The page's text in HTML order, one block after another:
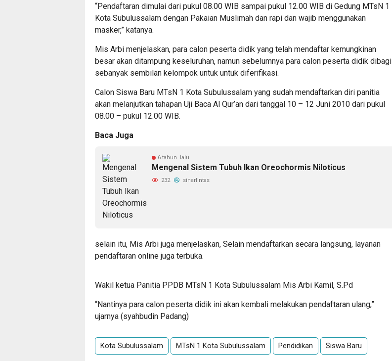
“Pendaftaran dimulai dari pukul 08.00 WIB sampai pukul 12.00 WIB di Gedung MTsN 1
Kota Subulussalam dengan Pakaian Muslimah dan rapi dan wajib menggunakan
masker,” katanya.
Mis Arbi menjelaskan, para calon peserta didik yang telah mendaftar kemungkinan
besar akan ditampung keseluruhan, namun sebelumnya para calon peserta didik dibagi
sebanyak sembilan kelompok untuk untuk diferifikasi.
Calon Siswa Baru MTsN 1 Kota Subulussalam yang sudah mendaftarkan diri panitia
akan melanjutkan tahapan Uji Baca Al Qur’an dari tanggal 10 – 12 Juni 2010 dari pukul
08.00 – pukul 12.00 WIB.
Baca Juga
6 tahun lalu
Mengenal Sistem Tubuh Ikan Oreochormis Niloticus
232 sinarlintas
selain itu, Mis Arbi juga menjelaskan, Selain mendaftarkan secara langsung, layanan
pendaftaran online juga terbuka.
Wakil ketua Panitia PPDB MTsN 1 Kota Subulussalam Mis Arbi Kamil, S.Pd
“Nantinya para calon peserta didik ini akan kembali melakukan pendaftaran ulang,”
ujarnya (syahbudin Padang)
Kota Subulussalam MTsN 1 Kota Subulussalam Pendidikan Siswa Baru